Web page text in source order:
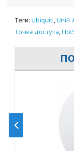
Теги: Ubiquiti,UniFi
Точка доступа,